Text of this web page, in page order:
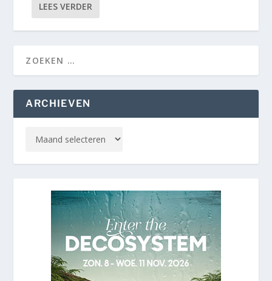
LEES VERDER
ARCHIEVEN